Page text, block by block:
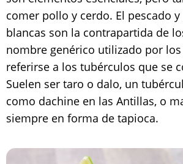
comer pollo y cerdo. El pescado y
blancas son la contrapartida de
nombre genérico utilizado por
referirse a los tubérculos que se
Suelen ser taro o dalo, un
como dachine en las Antillas, o
siempre en forma de tapioca.